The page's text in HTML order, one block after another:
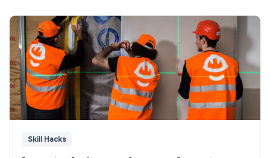
Skill Hacks